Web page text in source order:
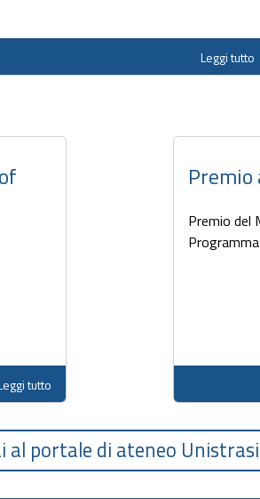
Leggi tutto
tutto
Premio
Premio del
al portale di ateneo Unistrasi